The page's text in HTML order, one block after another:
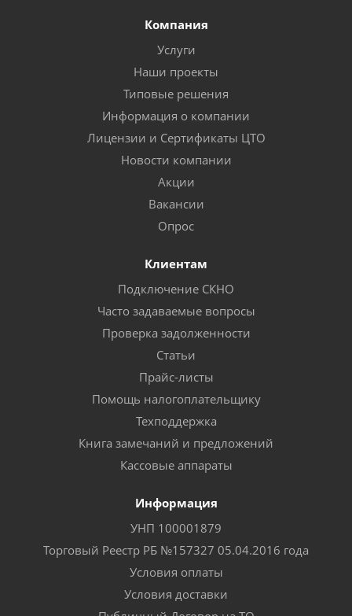
Компания
Услуги
Наши проекты
Типовые решения
Информация о компании
Лицензии и Сертификаты ЦТО
Новости компании
Акции
Вакансии
Опрос
Клиентам
Подключение СКНО
Часто задаваемые вопросы
Проверка задолженности
Статьи
Прайс-листы
Помощь налогоплательщику
Техподдержка
Книга замечаний и предложений
Кассовые аппараты
Информация
УНП 100001879
Торговый Реестр РБ №157327 05.04.2016 года
Условия оплаты
Условия доставки